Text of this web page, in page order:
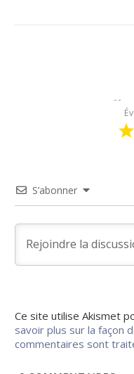
S’abonner
Ce site utilise Akismet
savoir plus sur la façon
commentaires sont